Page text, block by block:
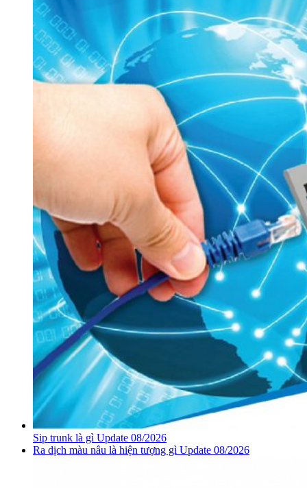
Sip trunk là gì Update 08/2026
Ra dịch màu nâu là hiện tượng gì Update 08/2026